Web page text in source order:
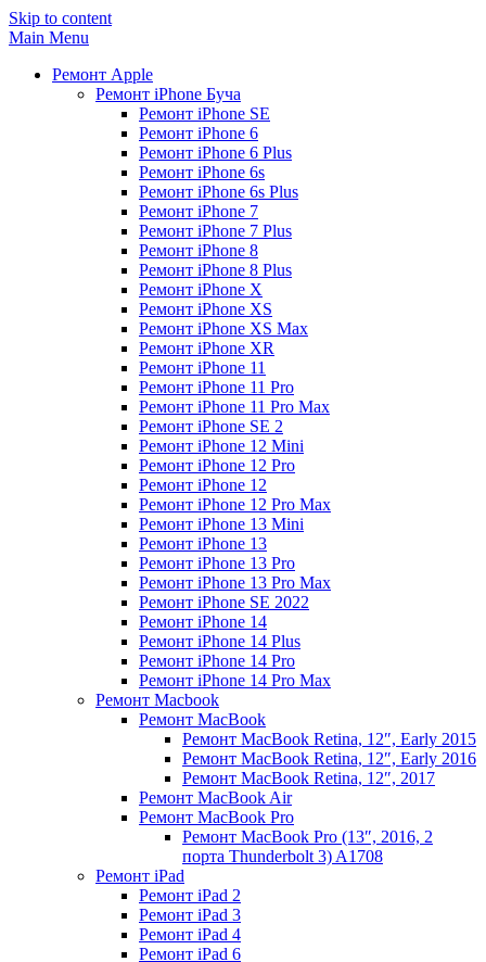
Skip to content
Main Menu
Ремонт Apple
Ремонт iPhone Буча
Ремонт iPhone SE
Ремонт iPhone 6
Ремонт iPhone 6 Plus
Ремонт iPhone 6s
Ремонт iPhone 6s Plus
Ремонт iPhone 7
Ремонт iPhone 7 Plus
Ремонт iPhone 8
Ремонт iPhone 8 Plus
Ремонт iPhone X
Ремонт iPhone XS
Ремонт iPhone XS Max
Ремонт iPhone XR
Ремонт iPhone 11
Ремонт iPhone 11 Pro
Ремонт iPhone 11 Pro Max
Ремонт iPhone SE 2
Ремонт iPhone 12 Mini
Ремонт iPhone 12 Pro
Ремонт iPhone 12
Ремонт iPhone 12 Pro Max
Ремонт iPhone 13 Mini
Ремонт iPhone 13
Ремонт iPhone 13 Pro
Ремонт iPhone 13 Pro Max
Ремонт iPhone SE 2022
Ремонт iPhone 14
Ремонт iPhone 14 Plus
Ремонт iPhone 14 Pro
Ремонт iPhone 14 Pro Max
Ремонт Macbook
Ремонт MacBook
Ремонт MacBook Retina, 12″, Early 2015
Ремонт MacBook Retina, 12″, Early 2016
Ремонт MacBook Retina, 12″, 2017
Ремонт MacBook Air
Ремонт MacBook Pro
Ремонт MacBook Pro (13″, 2016, 2
порта Thunderbolt 3) A1708
Ремонт iPad
Ремонт iPad 2
Ремонт iPad 3
Ремонт iPad 4
Ремонт iPad 6